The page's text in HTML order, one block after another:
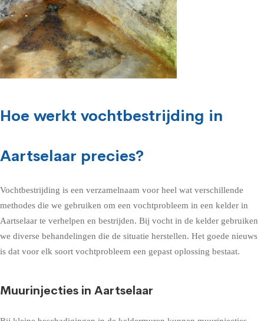
Hoe werkt vochtbestrijding in
Aartselaar precies?
Vochtbestrijding is een verzamelnaam voor heel wat verschillende
methodes die we gebruiken om een vochtprobleem in een kelder in
Aartselaar te verhelpen en bestrijden. Bij vocht in de kelder gebruiken
we diverse behandelingen die de situatie herstellen. Het goede nieuws
is dat voor elk soort vochtprobleem een gepast oplossing bestaat.
Muurinjecties in Aartselaar